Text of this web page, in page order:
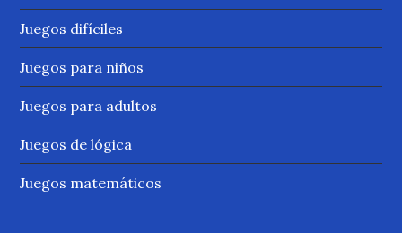
Juegos difíciles
Juegos para niños
Juegos para adultos
Juegos de lógica
Juegos matemáticos